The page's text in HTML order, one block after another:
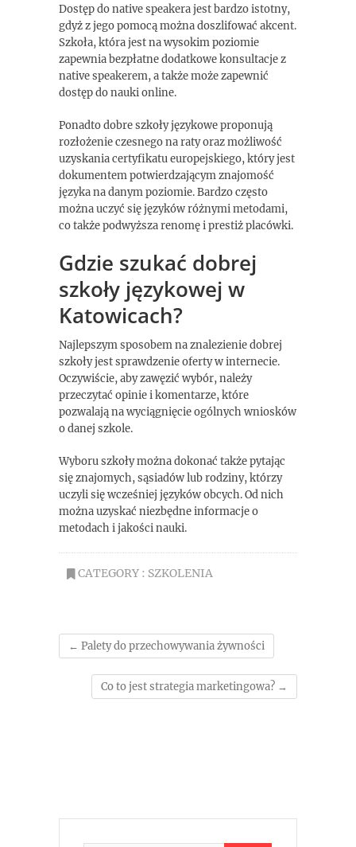
Dostęp do native speakera jest bardzo istotny,
gdyż z jego pomocą można doszlifować akcent.
Szkoła, która jest na wysokim poziomie
zapewnia bezpłatne dodatkowe konsultacje z
native speakerem, a także może zapewnić
dostęp do nauki online.
Ponadto dobre szkoły językowe proponują
rozłożenie czesnego na raty oraz możliwość
uzyskania certyfikatu europejskiego, który jest
dokumentem potwierdzającym znajomość
języka na danym poziomie. Bardzo często
można uczyć się języków różnymi metodami,
co także podwyższa renomę i prestiż placówki.
Gdzie szukać dobrej
szkoły językowej w
Katowicach?
Najlepszym sposobem na znalezienie dobrej
szkoły jest sprawdzenie oferty w internecie.
Oczywiście, aby zawęzić wybór, należy
przeczytać opinie i komentarze, które
pozwalają na wyciągnięcie ogólnych wniosków
o danej szkole.
Wyboru szkoły można dokonać także pytając
się znajomych, sąsiadów lub rodziny, którzy
uczyli się wcześniej języków obcych. Od nich
można uzyskać niezbędne informacje o
metodach i jakości nauki.
CATEGORY : SZKOLENIA
← Palety do przechowywania żywności
Co to jest strategia marketingowa? →